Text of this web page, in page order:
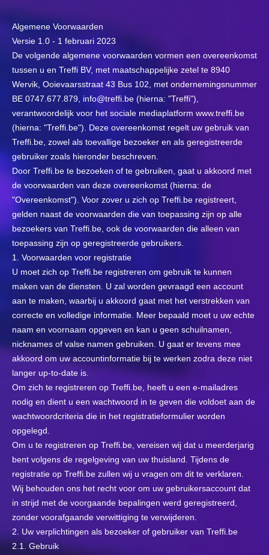
Algemene Voorwaarden
Versie 1.0 - 1 februari 2023
De volgende algemene voorwaarden vormen een overeenkomst
tussen u en Treffi BV, met maatschappelijke zetel te 8940
Wervik, Ooievaarsstraat 43 Bus 102, met ondernemingsnummer
BE 0747.677.879, info@treffi.be (hierna: "Treffi"),
verantwoordelijk voor het sociale mediaplatform www.treffi.be
(hierna: "Treffi.be"). Deze overeenkomst regelt uw gebruik van
Treffi.be, zowel als toevallige bezoeker en als geregistreerde
gebruiker zoals hieronder beschreven.
Door Treffi.be te bezoeken of te gebruiken, gaat u akkoord met
de voorwaarden van deze overeenkomst (hierna: de
"Overeenkomst"). Voor zover u zich op Treffi.be registreert,
gelden naast de voorwaarden die van toepassing zijn op alle
bezoekers van Treffi.be, ook de voorwaarden die alleen van
toepassing zijn op geregistreerde gebruikers.
1. Voorwaarden voor registratie
U moet zich op Treffi.be registreren om gebruik te kunnen
maken van de diensten. U zal worden gevraagd een account
aan te maken, waarbij u akkoord gaat met het verstrekken van
correcte en volledige informatie. Meer bepaald moet u uw echte
naam en voornaam opgeven en kan u geen schuilnamen,
nicknames of valse namen gebruiken. U gaat er tevens mee
akkoord om uw accountinformatie bij te werken zodra deze niet
langer up-to-date is.
Om zich te registreren op Treffi.be, heeft u een e-mailadres
nodig en dient u een wachtwoord in te geven die voldoet aan de
wachtwoordcriteria die in het registratieformulier worden
opgelegd.
Om u te registreren op Treffi.be, vereisen wij dat u meerderjarig
bent volgens de regelgeving van uw thuisland. Tijdens de
registratie op Treffi.be zullen wij u vragen om dit te verklaren.
Wij behouden ons het recht voor om uw gebruikersaccount dat
in strijd met de voorgaande bepalingen werd geregistreerd,
zonder voorafgaande verwittiging te verwijderen.
2. Uw verplichtingen als bezoeker of gebruiker van Treffi.be
2.1. Gebruik